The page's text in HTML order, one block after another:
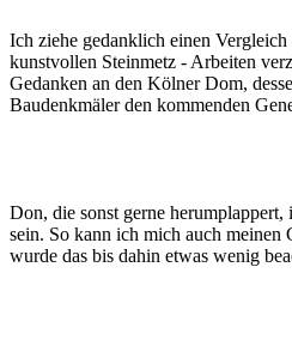
Ich ziehe gedanklich einen
kunstvollen Steinmetz - Arbeiten
Gedanken an den Kölner Dom,
Baudenkmäler den kommenden
Don, die sonst gerne
sein. So kann ich mich auch meinen
wurde das bis dahin etwas wenig